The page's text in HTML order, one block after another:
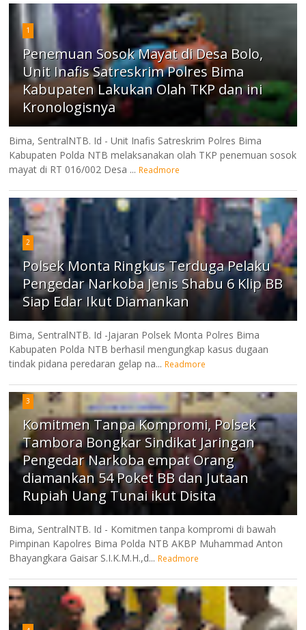
1
Penemuan Sosok Mayat di Desa Bolo,
Unit Inafis Satreskrim Polres Bima
Kabupaten Lakukan Olah TKP dan ini
Kronologisnya
Bima, SentralNTB. Id - Unit Inafis Satreskrim Polres Bima
Kabupaten Polda NTB melaksanakan olah TKP penemuan sosok
mayat di RT 016/002 Desa ... Readmore
2
Polsek Monta Ringkus Terduga Pelaku
Pengedar Narkoba Jenis Shabu 6 Klip BB
Siap Edar Ikut Diamankan
Bima, SentralNTB. Id -Jajaran Polsek Monta Polres Bima
Kabupaten Polda NTB berhasil mengungkap kasus dugaan
tindak pidana peredaran gelap na... Readmore
3
Komitmen Tanpa Kompromi, Polsek
Tambora Bongkar Sindikat Jaringan
Pengedar Narkoba empat Orang
diamankan 54 Poket BB dan Jutaan
Rupiah Uang Tunai ikut Disita
Bima, SentralNTB. Id - Komitmen tanpa kompromi di bawah
Pimpinan Kapolres Bima Polda NTB AKBP Muhammad Anton
Bhayangkara Gaisar S.I.K.M.H.,d... Readmore